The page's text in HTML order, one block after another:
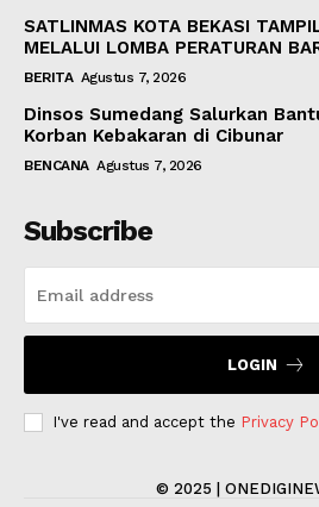
SATLINMAS KOTA BEKASI
MELALUI LOMBA PERATURAN
BERITA Agustus 7, 2026
Dinsos Sumedang Salurkan
Korban Kebakaran di Cibunar
BENCANA Agustus 7, 2026
Subscribe
LOGIN
I've read and accept the Privacy
© 2025 |